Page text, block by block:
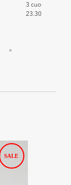
3 cuotas sin
23.300